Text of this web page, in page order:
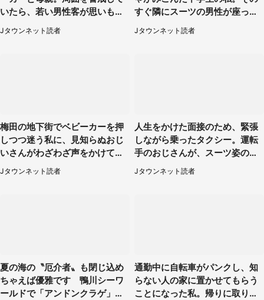
いたら、若い男性客が思いもよ
らぬ行動に（東京都・50代女
性）
Jタウンネット読者
すぐ隣にスーツの男性が座って
きて（千葉県・20代女性）
Jタウンネット読者
梅田の地下街でベビーカーを押
しつつ迷う私に、見知らぬおじ
いさんがわざわざ声をかけてき
て（兵庫県・30代女性）
Jタウンネット読者
人生をかけた面接のため、緊張
しながら乗ったタクシー。運転
手のおじさんが、スーツ姿の私
を見て...（福岡県・30代女性）
Jタウンネット読者
夏の海の〝厄介者〟も閉じ込め
ちゃえば優雅です 鴨川シーワ
ールドで「アンドンクラゲ」期
通勤中に自転車がパンクし、知
らない人の家に置かせてもらう
ことになった私。帰りに取りに